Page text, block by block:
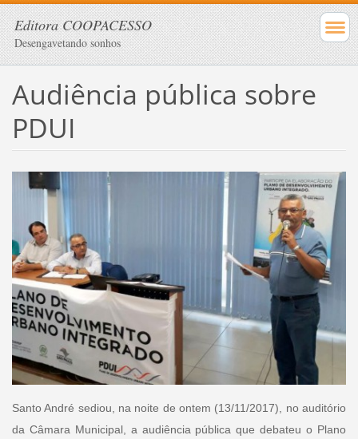
Editora COOPACESSO
Desengavetando sonhos
Audiência pública sobre
PDUI
Santo André sediou, na noite de ontem (13/11/2017), no auditório
da Câmara Municipal, a audiência pública que debateu o Plano